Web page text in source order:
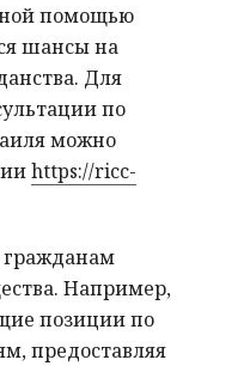
помощью
шансы на
Для
по
можно
https://ricc-
гражданам
Например,
позиции по
предоставляя